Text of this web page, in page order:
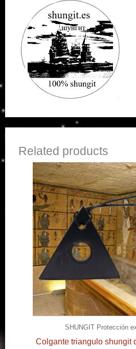
Related products
SHUNGIT Protección
Colgante triangulo shungit